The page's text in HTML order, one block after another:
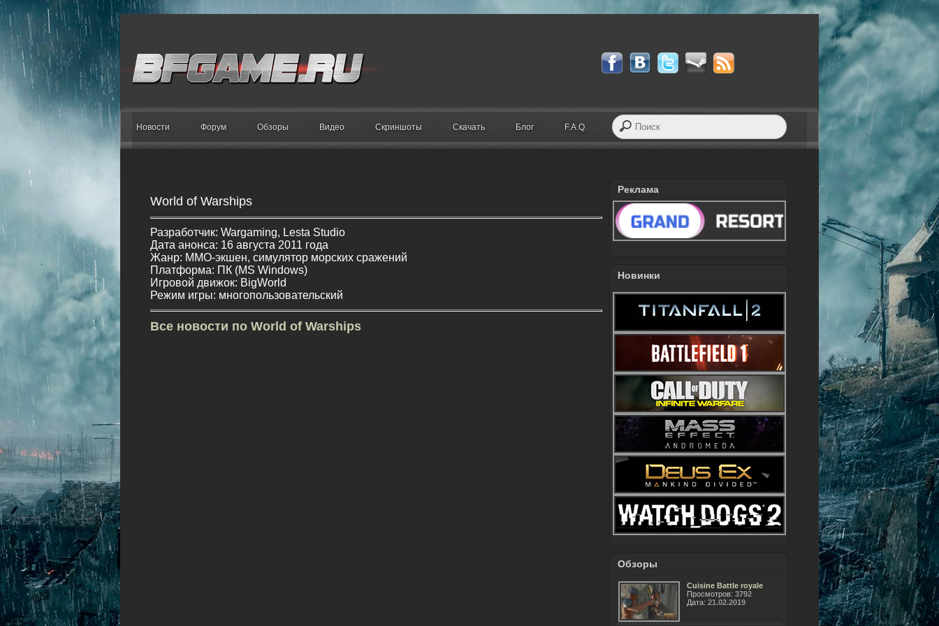
Новости Форум Обзоры Видео Скриншоты Скачать Блог F.A.Q.
World of Warships
Разработчик: Wargaming, Lesta Studio
Дата анонса: 16 августа 2011 года
Жанр: MMO-экшен, симулятор морских сражений
Платформа: ПК (MS Windows)
Игровой движок: BigWorld
Режим игры: многопользовательский
Все новости по World of Warships
Реклама
Новинки
Обзоры
Cuisine Battle royale
Просмотров: 3792
Дата: 21.02.2019